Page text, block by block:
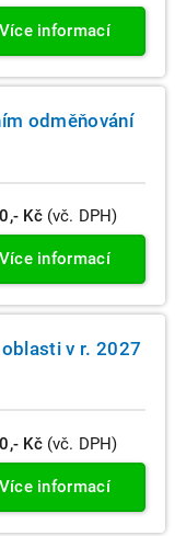
Více informací
odměňování
Kč (vč. DPH)
Více informací
v r. 2027
Kč (vč. DPH)
Více informací